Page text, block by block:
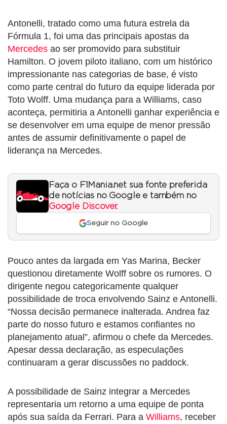
Antonelli, tratado como uma futura estrela da
Fórmula 1, foi uma das principais apostas da
Mercedes ao ser promovido para substituir
Hamilton. O jovem piloto italiano, com um histórico
impressionante nas categorias de base, é visto
como parte central do futuro da equipe liderada por
Toto Wolff. Uma mudança para a Williams, caso
aconteça, permitiria a Antonelli ganhar experiência e
se desenvolver em uma equipe de menor pressão
antes de assumir definitivamente o papel de
liderança na Mercedes.
Faça o F1Mania.net sua fonte preferida
de notícias no Google e também no
Google Discover.
Seguir no Google
Pouco antes da largada em Yas Marina, Becker
questionou diretamente Wolff sobre os rumores. O
dirigente negou categoricamente qualquer
possibilidade de troca envolvendo Sainz e Antonelli.
“Nossa decisão permanece inalterada. Andrea faz
parte do nosso futuro e estamos confiantes no
planejamento atual”, afirmou o chefe da Mercedes.
Apesar dessa declaração, as especulações
continuaram a gerar discussões no paddock.
A possibilidade de Sainz integrar a Mercedes
representaria um retorno a uma equipe de ponta
após sua saída da Ferrari. Para a Williams, receber